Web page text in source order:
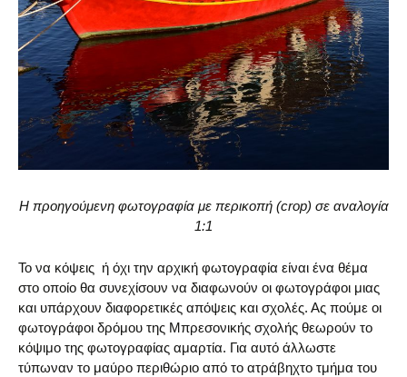
Η προηγούμενη φωτογραφία με περικοπή (crop) σε αναλογία
1:1
Το να κόψεις ή όχι την αρχική φωτογραφία είναι ένα θέμα
στο οποίο θα συνεχίσουν να διαφωνούν οι φωτογράφοι μιας
και υπάρχουν διαφορετικές απόψεις και σχολές. Ας πούμε οι
φωτογράφοι δρόμου της Μπρεσονικής σχολής θεωρούν το
κόψιμο της φωτογραφίας αμαρτία. Για αυτό άλλωστε
τύπωναν το μαύρο περιθώριο από το ατράβηχτο τμήμα του